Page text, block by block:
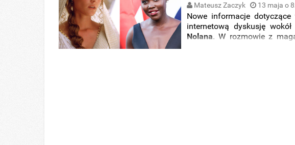
Mateusz Zaczyk 13 maja o
Nowe informacje dotyczące
internetową dyskusję
Nolana. W rozmowie z